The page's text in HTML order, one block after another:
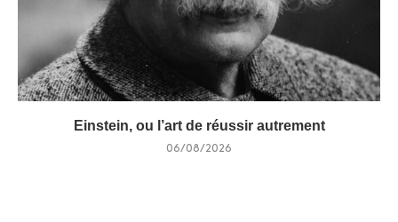
Einstein, ou l’art de réussir autrement
06/08/2026